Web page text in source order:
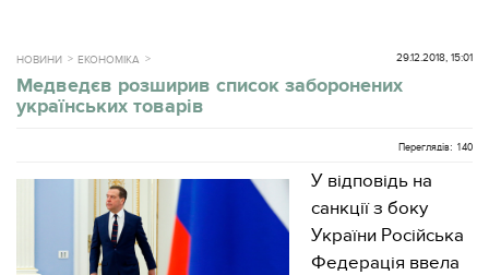
НОВИНИ ЕКОНОМІКА 29.12.2018, 15:01
Медведєв розширив список заборонених
українських товарів
Переглядів: 140
У відповідь на
санкції з боку
України Російська
Федерація ввела